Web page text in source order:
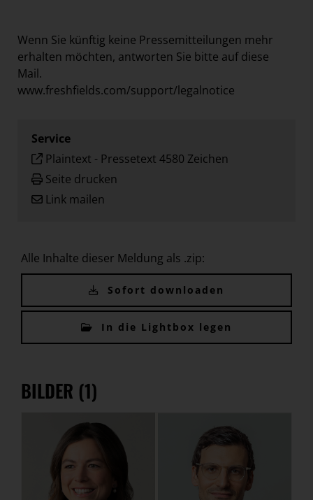
Wenn Sie künftig keine Pressemitteilungen mehr
erhalten möchten, antworten Sie bitte auf diese
Mail.
www.freshfields.com/support/legalnotice
Service
Plaintext - Pressetext 4580 Zeichen
Seite drucken
Link mailen
Alle Inhalte dieser Meldung als .zip:
Sofort downloaden
In die Lightbox legen
BILDER (1)